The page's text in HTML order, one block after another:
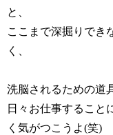
と、
ここまで深掘りでき
く、
洗脳されるための道
日々お仕事すること
く気がつこうよ(笑)